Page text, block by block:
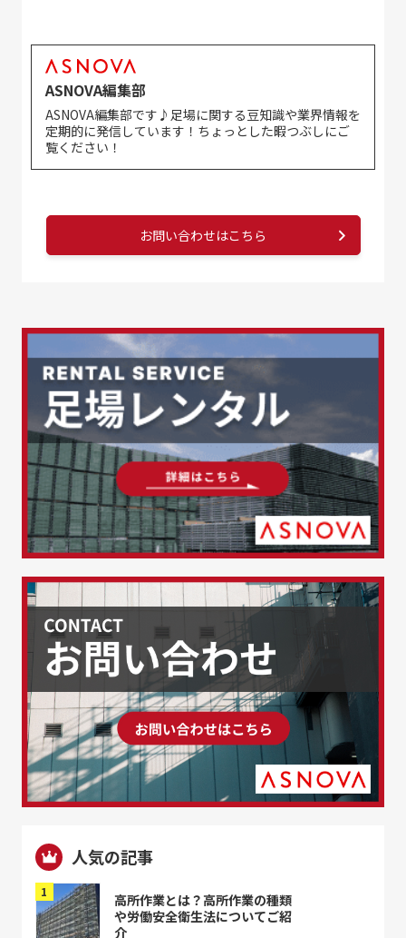
ASNOVA編集部
ASNOVA編集部です♪足場に関する豆知識や業界情報を
定期的に発信しています！ちょっとした暇つぶしにご
覧ください！
お問い合わせはこちら
人気の記事
高所作業とは？高所作業の種類
や労働安全衛生法についてご紹
介